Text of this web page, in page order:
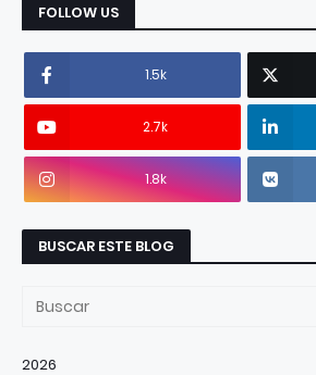
FOLLOW US
1.5k
2.7k
1.8k
BUSCAR ESTE BLOG
2026